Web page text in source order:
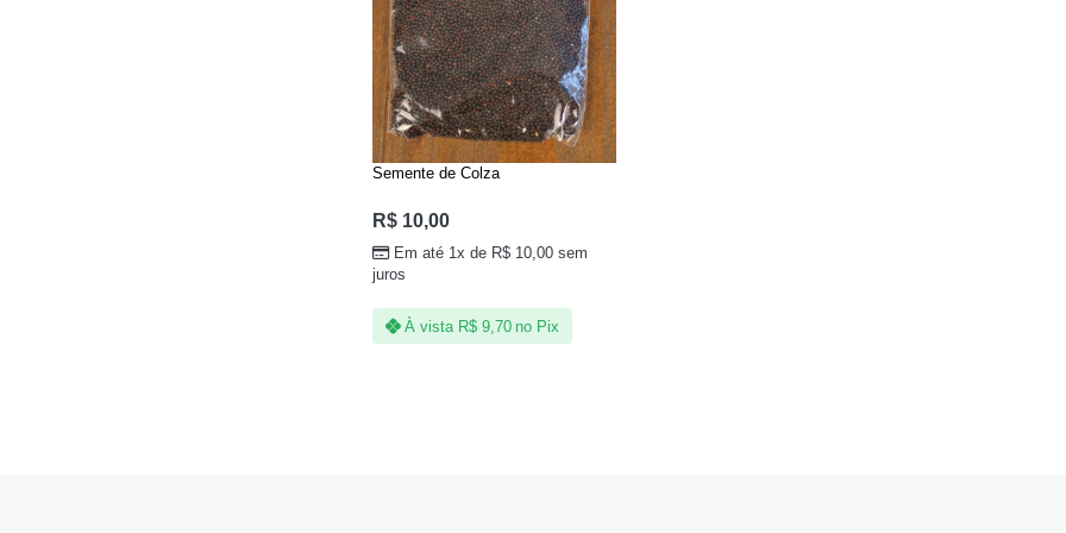
Semente de Colza
R$10,00
Em até 1x de R$ 10,00 sem
juros
À vista R$9,70 no Pix